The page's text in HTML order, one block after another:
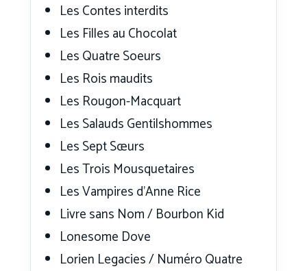
Les Contes interdits
Les Filles au Chocolat
Les Quatre Soeurs
Les Rois maudits
Les Rougon-Macquart
Les Salauds Gentilshommes
Les Sept Sœurs
Les Trois Mousquetaires
Les Vampires d’Anne Rice
Livre sans Nom / Bourbon Kid
Lonesome Dove
Lorien Legacies / Numéro Quatre